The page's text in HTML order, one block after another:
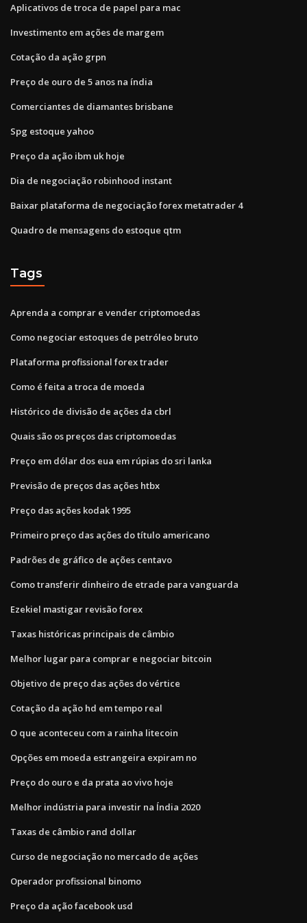
Aplicativos de troca de papel para mac
Investimento em ações de margem
Cotação da ação grpn
Preço de ouro de 5 anos na índia
Comerciantes de diamantes brisbane
Spg estoque yahoo
Preço da ação ibm uk hoje
Dia de negociação robinhood instant
Baixar plataforma de negociação forex metatrader 4
Quadro de mensagens do estoque qtm
Tags
Aprenda a comprar e vender criptomoedas
Como negociar estoques de petróleo bruto
Plataforma profissional forex trader
Como é feita a troca de moeda
Histórico de divisão de ações da cbrl
Quais são os preços das criptomoedas
Preço em dólar dos eua em rúpias do sri lanka
Previsão de preços das ações htbx
Preço das ações kodak 1995
Primeiro preço das ações do título americano
Padrões de gráfico de ações centavo
Como transferir dinheiro de etrade para vanguarda
Ezekiel mastigar revisão forex
Taxas históricas principais de câmbio
Melhor lugar para comprar e negociar bitcoin
Objetivo de preço das ações do vértice
Cotação da ação hd em tempo real
O que aconteceu com a rainha litecoin
Opções em moeda estrangeira expiram no
Preço do ouro e da prata ao vivo hoje
Melhor indústria para investir na Índia 2020
Taxas de câmbio rand dollar
Curso de negociação no mercado de ações
Operador profissional binomo
Preço da ação facebook usd